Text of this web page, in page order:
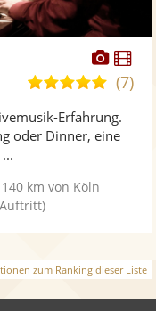
Fotos
5,0
5
(7)
Erfahrung.
oder Dinner, eine
140 km von Köln
zum Ranking dieser Liste